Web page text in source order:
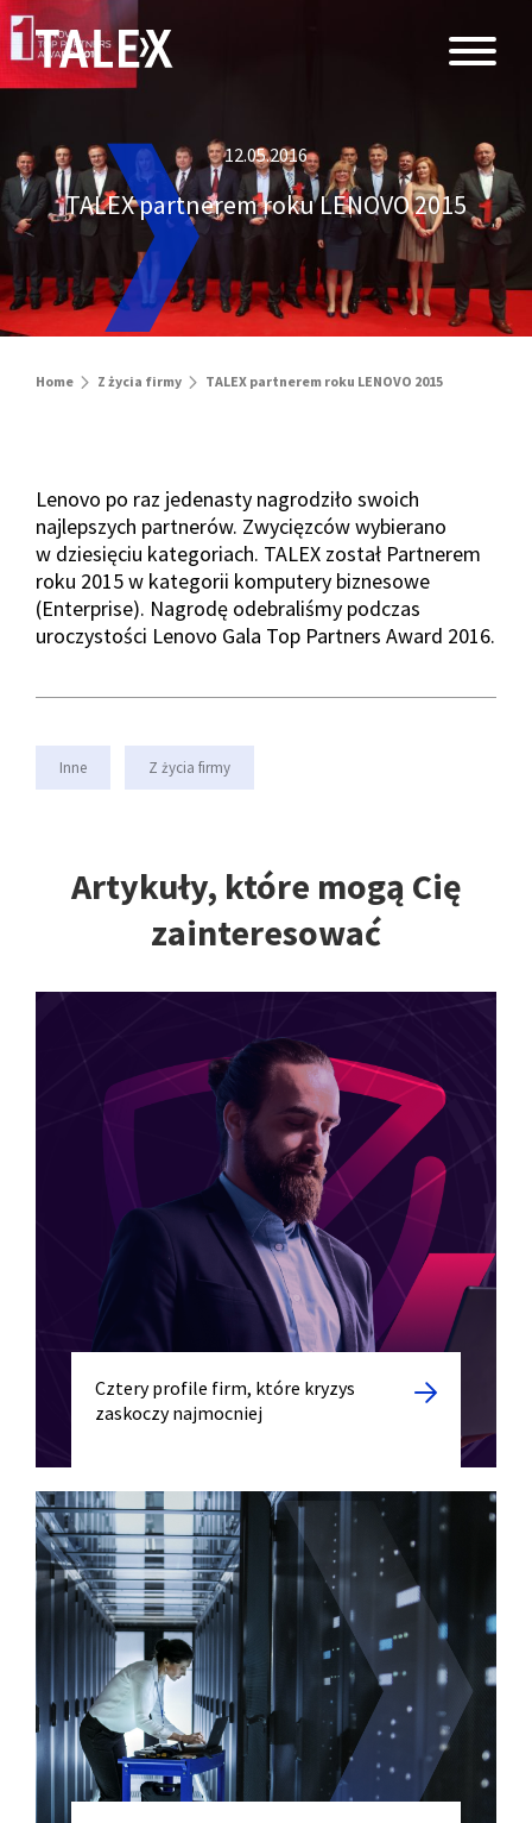
12.05.2016
TALEX partnerem roku LENOVO 2015
Home Z życia firmy TALEX partnerem roku LENOVO 2015
Lenovo po raz jedenasty nagrodziło swoich
najlepszych partnerów. Zwycięzców wybierano
w dziesięciu kategoriach. TALEX został Partnerem
roku 2015 w kategorii komputery biznesowe
(Enterprise). Nagrodę odebraliśmy podczas
uroczystości Lenovo Gala Top Partners Award 2016.
Inne Z życia firmy
Artykuły, które mogą Cię
zainteresować
Cztery profile firm, które kryzys
zaskoczy najmocniej